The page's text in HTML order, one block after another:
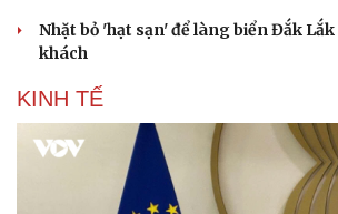
Văn hóa
Văn học
Âm nhạc
Di sản
Giải trí
Nhặt bỏ 'hạt sạn' để làng biển Đắk
khách
KINH TẾ